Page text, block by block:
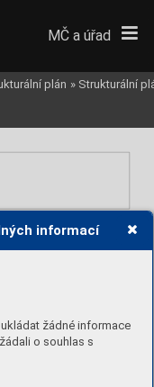
informací
žádné informace
o souhlas s
MČ a úřad
plán » Strukturální